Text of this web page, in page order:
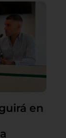
en